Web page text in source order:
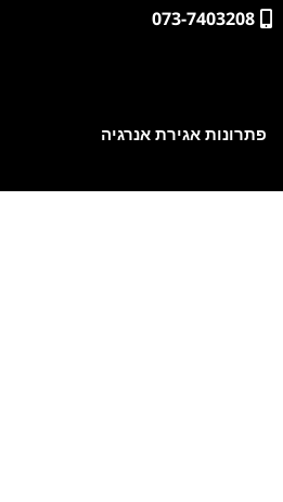
073-7403208
פתרונות אגירת אנרגיה